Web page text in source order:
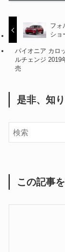
フォ
ショ
パイオニア カロ
ルチェンジ 2019
売
是非、知
この記事